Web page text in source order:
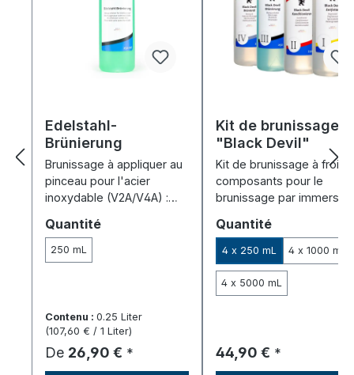
Edelstahl-
Brünierung
Brunissage à appliquer au
pinceau pour l'acier
inoxydable (V2A/V4A) :
adhérence et résistance à
l'abrasion – 250 ml pour
environ 1 m².
Sélectionnez
Quantité
250 mL
Contenu : 0.25 Liter
(107,60 € / 1 Liter)
Prix régulier :
De 26,90 € *
Kit de brunissage
"Black Devil"
Kit de brunissage à froid
composants pour le
brunissage par
et du zinc – rendement
élevé.
Sélectionnez
Quantité
4 x 250 mL 4 x 1000 mL
4 x 5000 mL
Prix régulier :
44,90 € *